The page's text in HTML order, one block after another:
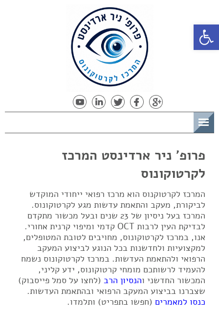
פתח סרגל נגישות
פרופ' ניר ארדינסט המרכז
לקרטוקונוס
המרכז לקרטוקנוס הוא מרכז רפואי ייחודי המוקדש
לביקורת, מעקב והתאמת עדשות מגע לקרטוקונוס.
המרכז בעל ניסיון של 23 שנים ובעל מכשור מתקדם
לבדיקת העין לרבות OCT קדמי ומיפוי קרנית אחורי.
אנו, במרכז לקרטוקונוס, מחויבים לטובת המטופלים,
למקצועיות ולחדשנות בכל הנוגע לביצוע המעקב
הרפואי ולהתאמת העדשות. במרכז לקרטוקונוס נשמח
להעמיד לרשותכם מומחי קרטוקונוס, ידע קליני,
המכשור החדשני והנסיון הרב (לחצו על סמל פייסבוק)
שצברנו בביצוע המעקב הרפואי ובהתאמת העדשות.
כנסו למאמרים (חפשו בתפריט) ותלמדו.